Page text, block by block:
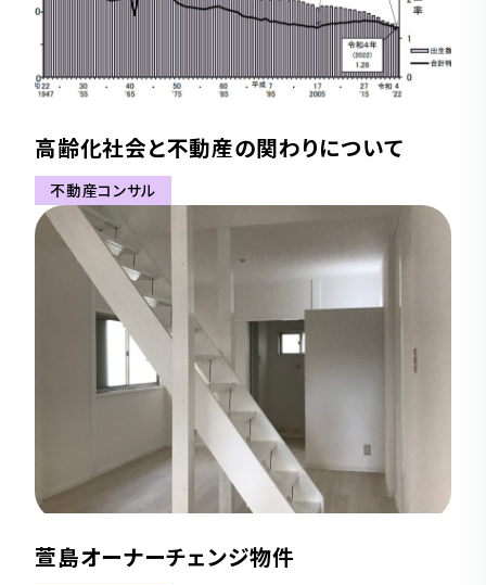
高齢化社会と不動産の関わりについて
不動産コンサル
萱島オーナーチェンジ物件